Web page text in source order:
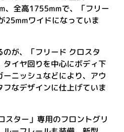
、全高1755mmで、「フリー
25mmワイドになっていま
が、「フリード クロスタ
イヤ回りを中心にボディ下
ニッシュなどにより、アウ
なデザインに仕上げていま
スター」専用のフロントグリ